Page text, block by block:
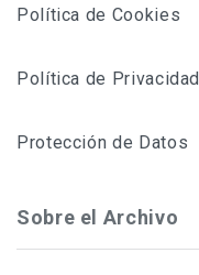
Política de Cookies
Política de Privacidad
Protección de Datos
Sobre el Archivo